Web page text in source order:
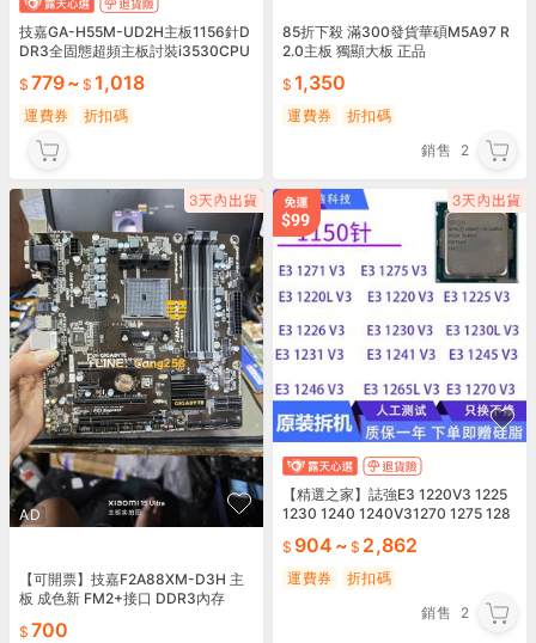
技嘉GA-H55M-UD2H主板1156針D
DR3全固態超頻主板討裝i3530CPU
779~ 1,018
運費券 折扣碼
85折下殺 滿300發貨華碩M5A97 R
2.0主板 獨顯大板 正品
1,350
運費券
折扣碼
銷售
2
AD
【可開票】技嘉F2A88XM-D3H 主
板 成色新 FM2+接口 DDR3內存
700
【精選之家】誌強E3 1220V3 1225
1230 1240 1240V31270 1275 128
904 ~ 2,862
運費券
折扣碼
銷售
2